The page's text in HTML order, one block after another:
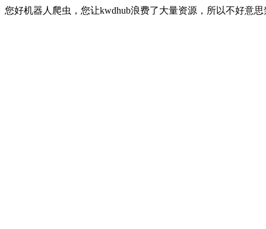
您好机器人爬虫，您让kwdhub浪费了大量资源，所以不好意